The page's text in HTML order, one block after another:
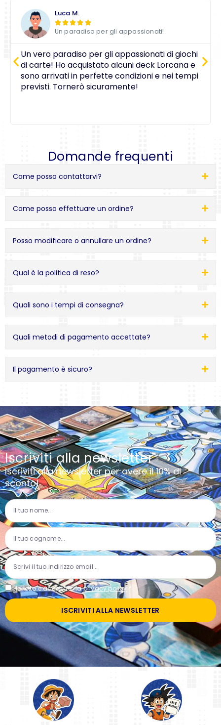
Luca M.
 
Un paradiso per gli appassionati!
Un vero paradiso per gli appassionati di giochi
di carte! Ho acquistato alcuni deck Lorcana e
sono arrivati in perfette condizioni e nei tempi
previsti. Tornerò sicuramente!
Domande frequenti
Come posso contattarvi?
Come posso effettuare un ordine?
Posso modificare o annullare un ordine?
Qual è la politica di reso?
Quali sono i tempi di consegna?
Quali metodi di pagamento accettate?
Il pagamento è sicuro?
Iscriviti alla newsletter
Iscriviti alla newsletter per avere il 10% di
sconto!
Ho letto e accettato laprivacy policy *
ISCRIVITI ALLA NEWSLETTER